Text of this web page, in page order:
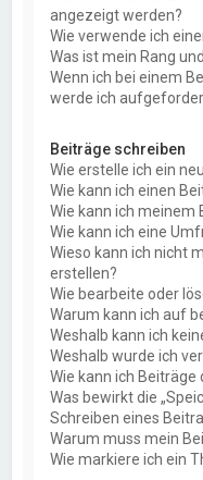
angezeigt werden?
Wie verwende ich
Was ist mein Rang
Wenn ich bei einem
werde ich
Beiträge schreiben
Wie erstelle ich ein
Wie kann ich einen
Wie kann ich meinem
Wie kann ich eine
Wieso kann ich nicht
erstellen?
Wie bearbeite oder
Warum kann ich auf
Weshalb kann ich
Weshalb wurde ich
Wie kann ich
Was bewirkt die
Schreiben eines
Warum muss mein
Wie markiere ich ein